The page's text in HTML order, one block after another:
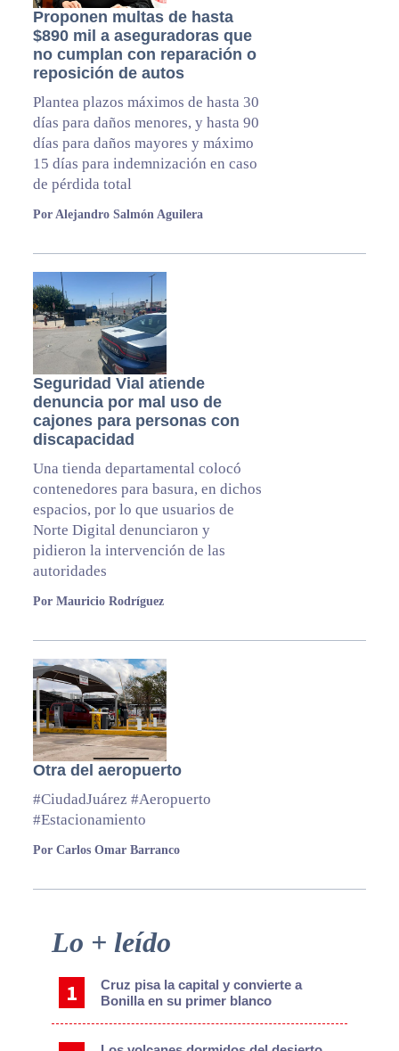
Proponen multas de hasta
$890 mil a aseguradoras que
no cumplan con reparación o
reposición de autos
Plantea plazos máximos de hasta 30
días para daños menores, y hasta 90
días para daños mayores y máximo
15 días para indemnización en caso
de pérdida total
Por Alejandro Salmón Aguilera
Seguridad Vial atiende
denuncia por mal uso de
cajones para personas con
discapacidad
Una tienda departamental colocó
contenedores para basura, en dichos
espacios, por lo que usuarios de
Norte Digital denunciaron y
pidieron la intervención de las
autoridades
Por Mauricio Rodríguez
Otra del aeropuerto
#CiudadJuárez #Aeropuerto
#Estacionamiento
Por Carlos Omar Barranco
Primary
Sidebar
Lo + leído
Cruz pisa la capital y convierte a
Bonilla en su primer blanco